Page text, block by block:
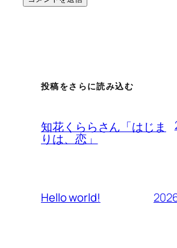
投稿をさらに読み込む
知花くららさん「はじま
りは、恋」
Hello world!